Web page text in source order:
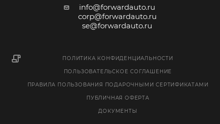
info@forwardauto.ru
corp@forwardauto.ru
se@forwardauto.ru
ПОЛИТИКА КОНФИДЕНЦИАЛЬНОСТИ
ПОЛЬЗОВАТЕЛЬСКОЕ СОГЛАШЕНИЕ
ПРАВИЛА ПОЛЬЗОВАНИЯ ПОДАРОЧНЫМИ СЕРТИФИКАТАМИ
ПУБЛИЧНАЯ ОФЕРТА
ДОКУМЕНТЫ